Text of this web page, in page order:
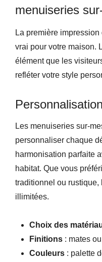
menuiseries
La première impression
vrai pour votre maison.
élément que les
refléter votre style
Les menuiseries sur-
personnaliser chaque
harmonisation parfaite
habitat. Que vous
traditionnel ou
illimitées.
Choix des
Finitions : mates
Couleurs : palette